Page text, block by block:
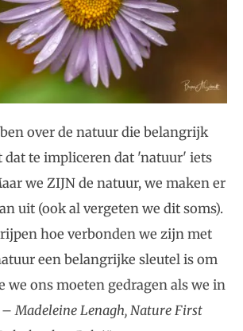
over de natuur die belangrijk
dat te impliceren dat 'natuur' iets
we ZIJN de natuur, we maken er
uit (ook al vergeten we dit soms).
hoe verbonden we zijn met
een belangrijke sleutel is om
we ons moeten gedragen als we in
– Madeleine Lenagh, Nature First